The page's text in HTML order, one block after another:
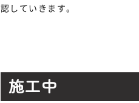
認していきます。
施工中